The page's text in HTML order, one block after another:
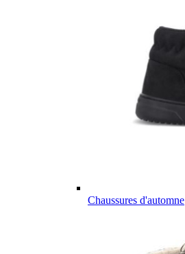
Chaussures d'automne